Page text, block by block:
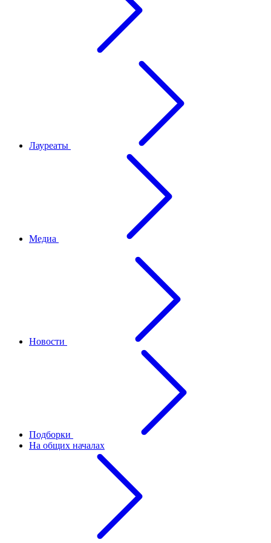
Лауреаты
Медиа
Новости
Подборки
На общих началах